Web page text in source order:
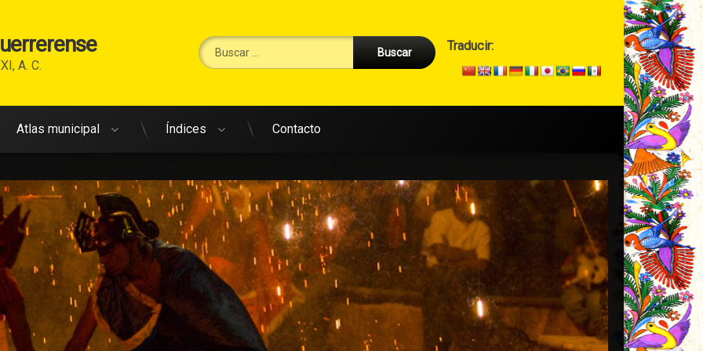
A. C.
Buscar:
→
Secundario
Traducir:
Atlas municipal Índices Contacto